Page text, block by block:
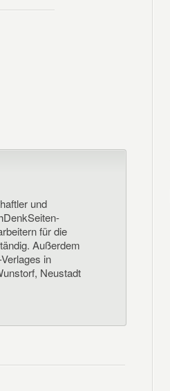
und
für die
Außerdem
in
Neustadt